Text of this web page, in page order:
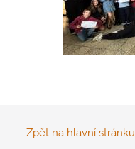
Zpět na hlavní stránku